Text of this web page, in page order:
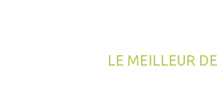
LE MEILLEUR